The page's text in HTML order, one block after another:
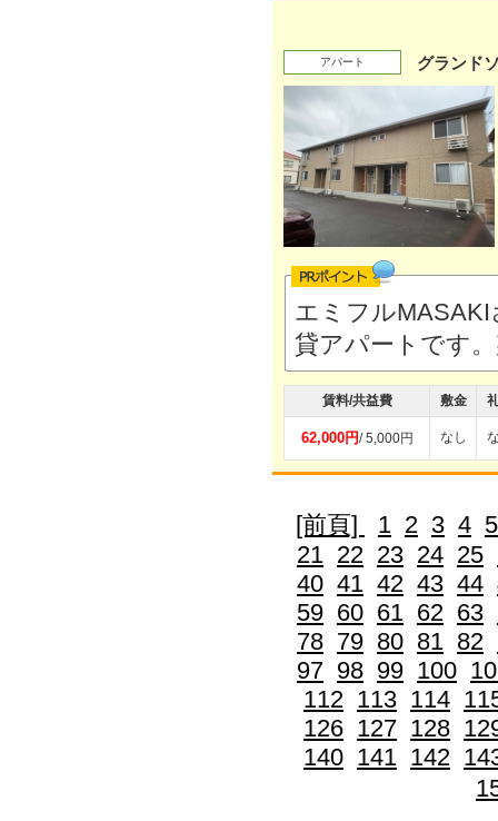
アパート グランド
エミフル
貸アパートです
賃料/共益費 敷金
62,000円/ 5,000円 なし
[前頁] 1 2 3 4 5
21 22 23 24 25
40 41 42 43 44
59 60 61 62 63
78 79 80 81 82
97 98 99 100
112 113 114
126 127 128
140 141 142